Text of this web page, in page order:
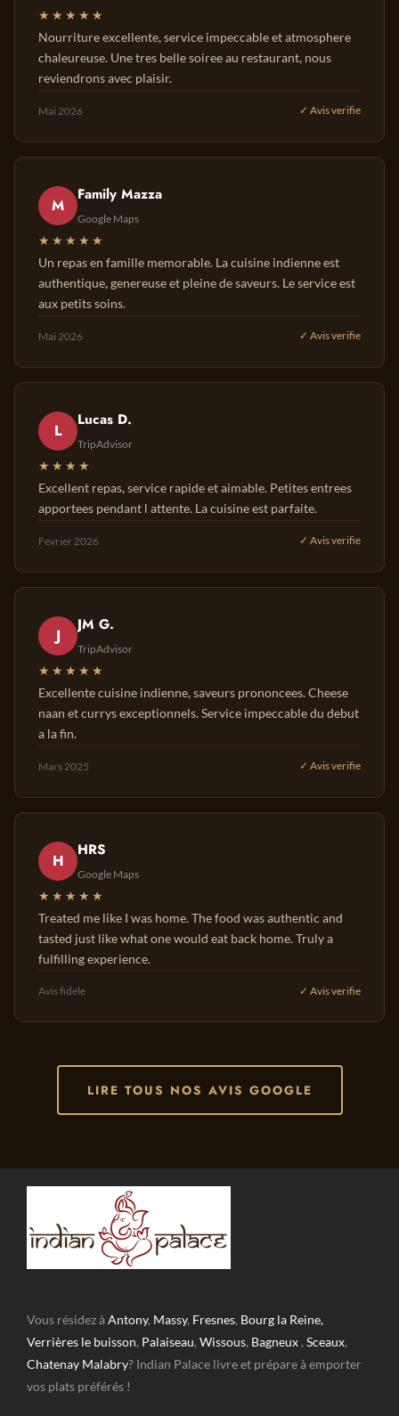
★★★★★
Nourriture excellente, service impeccable et atmosphere
chaleureuse. Une tres belle soiree au restaurant, nous
reviendrons avec plaisir.
Mai 2026 ✓ Avis verifie
M
Family Mazza
Google Maps
★★★★★
Un repas en famille memorable. La cuisine indienne est
authentique, genereuse et pleine de saveurs. Le service est
aux petits soins.
Mai 2026 ✓ Avis verifie
L
Lucas D.
TripAdvisor
★★★★
Excellent repas, service rapide et aimable. Petites entrees
apportees pendant l attente. La cuisine est parfaite.
Fevrier 2026 ✓ Avis verifie
J
JM G.
TripAdvisor
★★★★★
Excellente cuisine indienne, saveurs prononcees. Cheese
naan et currys exceptionnels. Service impeccable du debut
a la fin.
Mars 2025 ✓ Avis verifie
H
HRS
Google Maps
★★★★★
Treated me like I was home. The food was authentic and
tasted just like what one would eat back home. Truly a
fulfilling experience.
Avis fidele ✓ Avis verifie
LIRE TOUS NOS AVIS GOOGLE
Vous résidez àAntony, Massy, Fresnes, Bourg la Reine,
Verrières le buisson, Palaiseau, Wissous, Bagneux , Sceaux,
Chatenay Malabry? Indian Palace livre et prépare à emporter
vos plats préférés !